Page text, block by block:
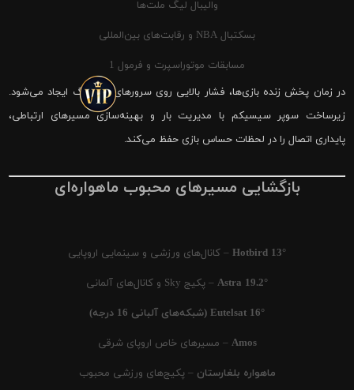
والیبال لیگ ملت‌ها
بسکتبال NBA و رقابت‌های بین‌المللی
مسابقات موتوراسپرت و فرمول 1
در زمان پخش زنده بازی‌ها، فشار بالایی روی سرورهای شیرینگ ایجاد می‌شود.
زیرساخت سوپر سیسیکم با مدیریت بار و بهینه‌سازی مسیرهای ارتباطی،
پایداری اتصال را در لحظات حساس بازی حفظ می‌کند.
بازگشایی مسیرهای محبوب ماهواره‌ای
Hotbird 13° – کانال‌های ورزشی و سینمایی اروپایی
Astra 19.2° – پکیج Sky و کانال‌های آلمانی
Eutelsat 16° (شبکه‌های آلبانی 16 درجه)
Amos – مسیرهای خاص اروپای شرقی
ماهواره بلغارستان – پکیج‌های ورزشی محبوب